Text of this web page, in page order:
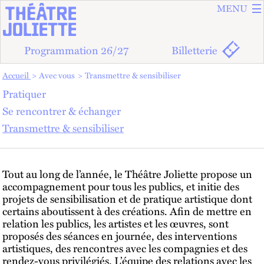
ALLER
ALLER
MENU
Programmation 26/27 Billetterie
Vous êtes dans :
Accueil Avec vous Transmettre & sensibiliser
TRANSMETTRE & SENSIBILISER
Tout au long de l’année, le Théâtre Joliette propose un
accompagnement pour tous les publics, et initie des
projets de sensibilisation et de pratique artistique dont
certains aboutissent à des créations. Afin de mettre en
relation les publics, les artistes et les œuvres, sont
proposés des séances en journée, des interventions
artistiques, des rencontres avec les compagnies et des
rendez-vous privilégiés. L’équipe des relations avec les
Pratiquer
Se rencontrer & échanger
Transmettre & sensibiliser